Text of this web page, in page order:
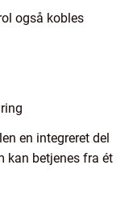
også kobles
en integreret del
kan betjenes fra ét